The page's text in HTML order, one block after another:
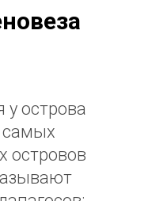
острова
самых
островов